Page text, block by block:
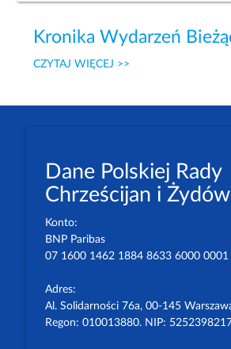
Kronika Wydarzeń
CZYTAJ WIĘCEJ >>
Dane Polskiej Rady
Chrześcijan i Żydów
Konto:
BNP Paribas
07 1600 1462 1884 8633 6000 0001
Adres:
Al. Solidarności 76a, 00-145
Regon: 010013880. NIP: